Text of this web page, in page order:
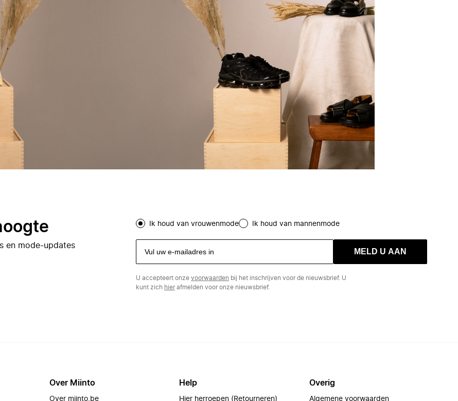
en mode-updates
Ik houd van vrouwenmode Ik houd van mannenmode
MELD U AAN
U accepteert onze voorwaarden bij het inschrijven voor de nieuwsbrief. U
kunt zich hierafmelden voor onze nieuwsbrief.
Over Miinto
Over miinto.be
Help
Hier herroepen (Retourneren)
Overig
Algemene voorwaarden